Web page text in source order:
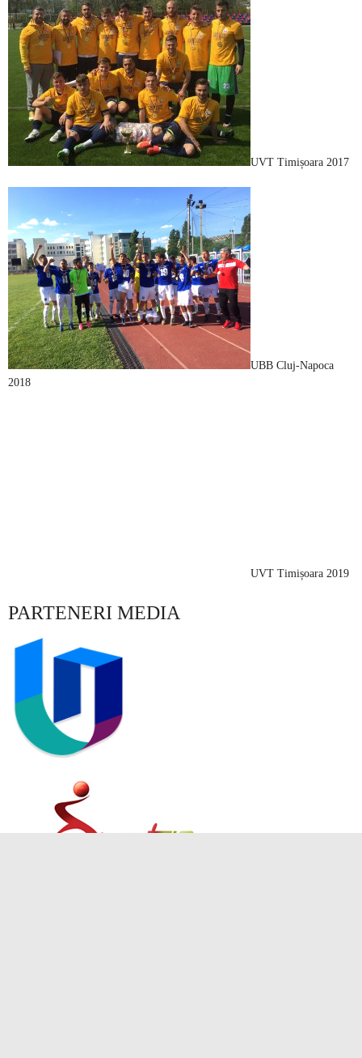
UVT Timișoara 2017
UBB Cluj-Napoca
2018
UVT Timișoara 2019
PARTENERI MEDIA